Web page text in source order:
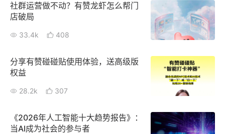
品牌消费观 行业报告
私域课程
增长俱乐部
社群运营做不动？有赞龙虾怎么帮门
店破局
33.4k 408
分享有赞碰碰贴使用体验，送高级版
权益
28.2k 307
《2026年人工智能十大趋势报告》：
当AI成为社会的参与者